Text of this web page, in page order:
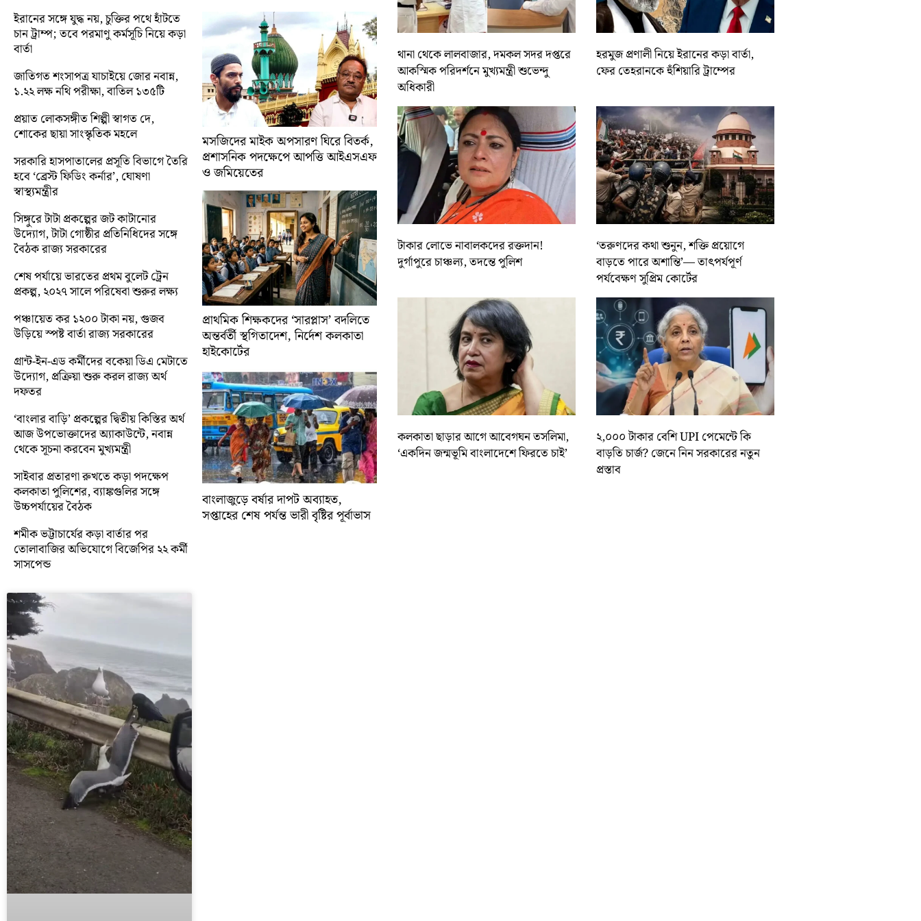
ইরানের সঙ্গে যুদ্ধ নয়, চুক্তির পথে হাঁটতে
চান ট্রাম্প; তবে পরমাণু কর্মসূচি নিয়ে কড়া
বার্তা
জাতিগত শংসাপত্র যাচাইয়ে জোর নবান্ন,
১.২২ লক্ষ নথি পরীক্ষা, বাতিল ১৩৫টি
প্রয়াত লোকসঙ্গীত শিল্পী স্বাগত দে,
শোকের ছায়া সাংস্কৃতিক মহলে
সরকারি হাসপাতালের প্রসূতি বিভাগে তৈরি
হবে ‘ব্রেস্ট ফিডিং কর্নার’, ঘোষণা
স্বাস্থ্যমন্ত্রীর
সিঙ্গুরে টাটা প্রকল্পের জট কাটানোর
উদ্যোগ, টাটা গোষ্ঠীর প্রতিনিধিদের সঙ্গে
বৈঠক রাজ্য সরকারের
শেষ পর্যায়ে ভারতের প্রথম বুলেট ট্রেন
প্রকল্প, ২০২৭ সালে পরিষেবা শুরুর লক্ষ্য
পঞ্চায়েত কর ১২০০ টাকা নয়, গুজব
উড়িয়ে স্পষ্ট বার্তা রাজ্য সরকারের
গ্রান্ট-ইন-এড কর্মীদের বকেয়া ডিএ মেটাতে
উদ্যোগ, প্রক্রিয়া শুরু করল রাজ্য অর্থ
দফতর
‘বাংলার বাড়ি’ প্রকল্পের দ্বিতীয় কিস্তির অর্থ
আজ উপভোক্তাদের অ্যাকাউন্টে, নবান্ন
থেকে সূচনা করবেন মুখ্যমন্ত্রী
সাইবার প্রতারণা রুখতে কড়া পদক্ষেপ
কলকাতা পুলিশের, ব্যাঙ্কগুলির সঙ্গে
উচ্চপর্যায়ের বৈঠক
শমীক ভট্টাচার্যের কড়া বার্তার পর
তোলাবাজির অভিযোগে বিজেপির ২২ কর্মী
সাসপেন্ড
মসজিদের মাইক অপসারণ ঘিরে বিতর্ক,
প্রশাসনিক পদক্ষেপে আপত্তি আইএসএফ
ও জমিয়েতের
প্রাথমিক শিক্ষকদের ‘সারপ্লাস’ বদলিতে
অন্তর্বর্তী স্থগিতাদেশ, নির্দেশ কলকাতা
হাইকোর্টের
বাংলাজুড়ে বর্ষার দাপট অব্যাহত,
সপ্তাহের শেষ পর্যন্ত ভারী বৃষ্টির পূর্বাভাস
থানা থেকে লালবাজার, দমকল সদর দপ্তরে
আকস্মিক পরিদর্শনে মুখ্যমন্ত্রী শুভেন্দু
অধিকারী
হরমুজ প্রণালী নিয়ে ইরানের কড়া বার্তা,
ফের তেহরানকে হুঁশিয়ারি ট্রাম্পের
টাকার লোভে নাবালকদের রক্তদান!
দুর্গাপুরে চাঞ্চল্য, তদন্তে পুলিশ
‘তরুণদের কথা শুনুন, শক্তি প্রয়োগে
বাড়তে পারে অশান্তি’— তাৎপর্যপূর্ণ
পর্যবেক্ষণ সুপ্রিম কোর্টের
কলকাতা ছাড়ার আগে আবেগঘন তসলিমা,
‘একদিন জন্মভূমি বাংলাদেশে ফিরতে চাই’
২,০০০ টাকার বেশি UPI পেমেন্টে কি
বাড়তি চার্জ? জেনে নিন সরকারের নতুন
প্রস্তাব